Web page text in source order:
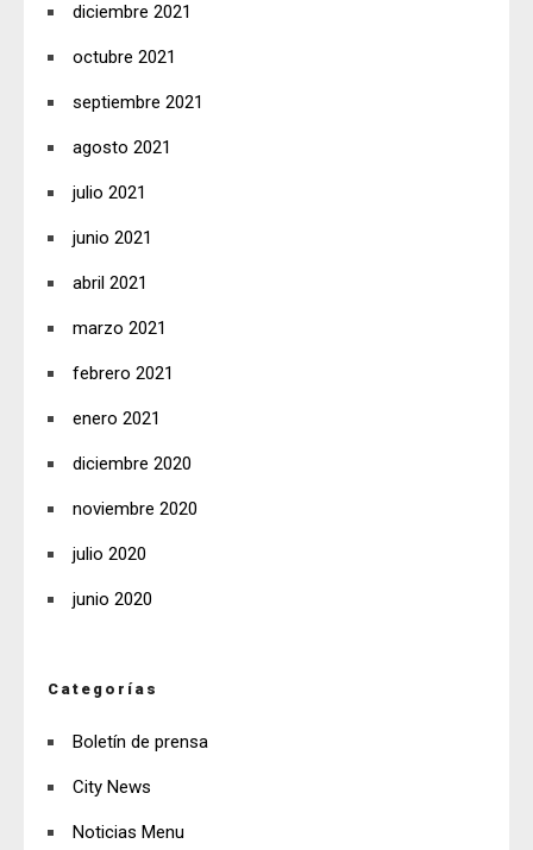
diciembre 2021
octubre 2021
septiembre 2021
agosto 2021
julio 2021
junio 2021
abril 2021
marzo 2021
febrero 2021
enero 2021
diciembre 2020
noviembre 2020
julio 2020
junio 2020
Categorías
Boletín de prensa
City News
Noticias Menu